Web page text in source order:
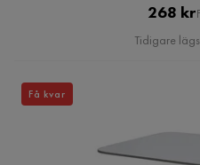
268 kr
Tidigare
Få kvar